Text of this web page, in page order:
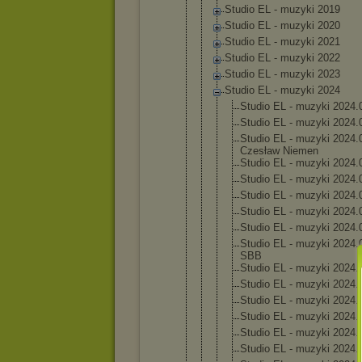
Studio EL - muzyki 2019
Studio EL - muzyki 2020
Studio EL - muzyki 2021
Studio EL - muzyki 2022
Studio EL - muzyki 2023
Studio EL - muzyki 2024
Studio EL - muzyki 2024.
Studio EL - muzyki 2024.
Studio EL - muzyki 2024.
Czesław Niemen
Studio EL - muzyki 2024.
Studio EL - muzyki 2024.
Studio EL - muzyki 2024.
Studio EL - muzyki 2024.
Studio EL - muzyki 2024.
Studio EL - muzyki 2024.
SBB
Studio EL - muzyki 2024.
Studio EL - muzyki 2024.
Studio EL - muzyki 2024.
Studio EL - muzyki 2024.
Studio EL - muzyki 2024.
Studio EL - muzyki 2024.